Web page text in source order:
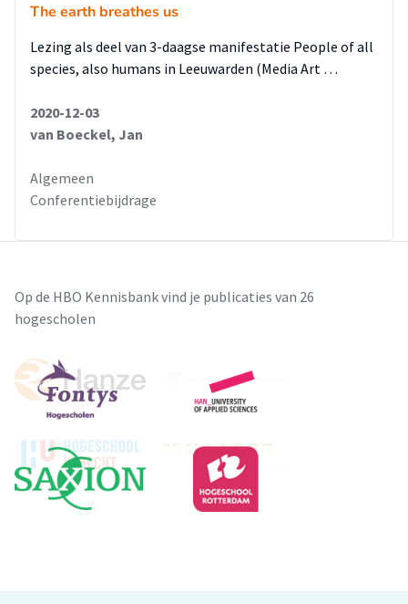
The earth breathes us
Lezing als deel van 3-daagse manifestatie People of all
species, also humans in Leeuwarden (Media Art …
2020-12-03
van Boeckel, Jan
Algemeen
Conferentiebijdrage
Op de HBO Kennisbank vind je publicaties van 26
hogescholen